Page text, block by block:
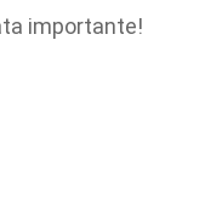
importante!